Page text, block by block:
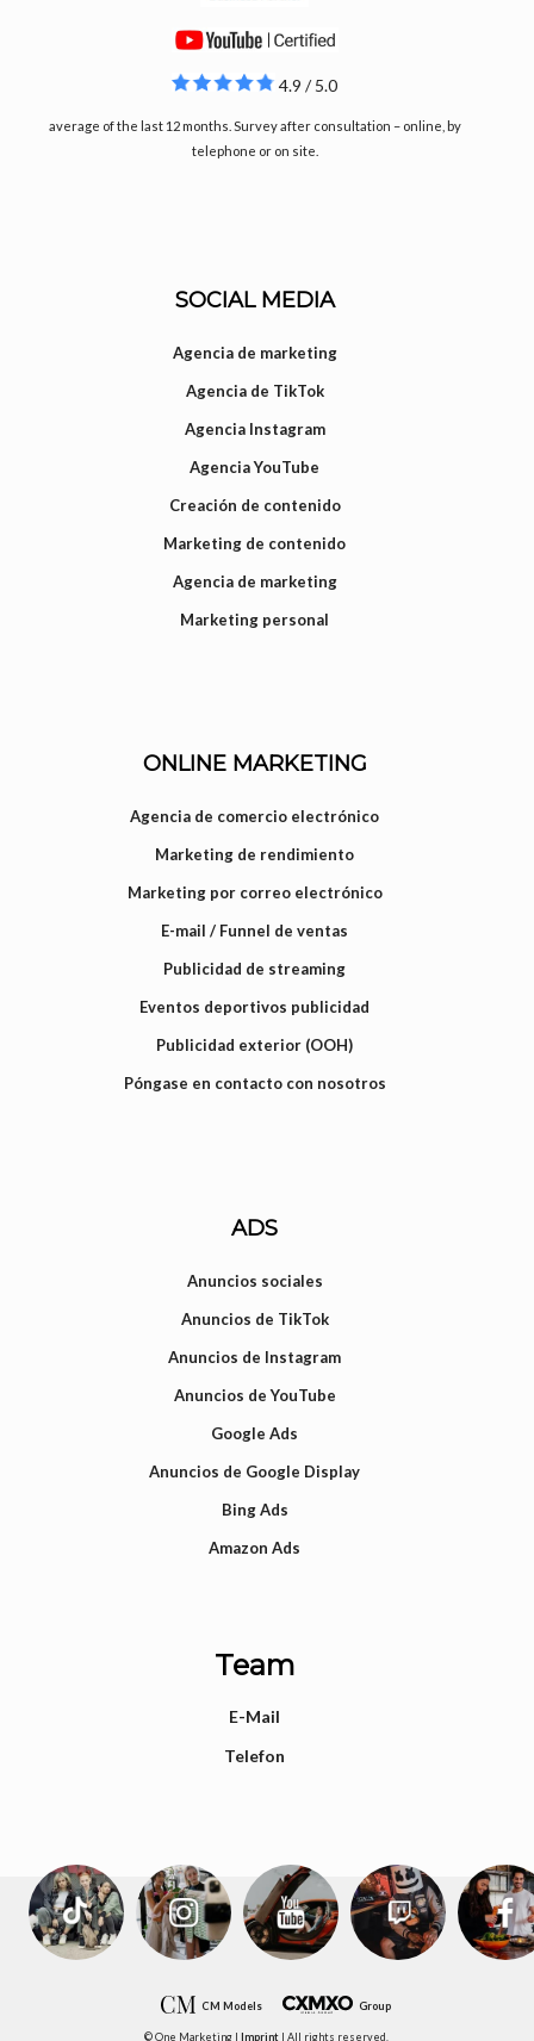
4.9 / 5.0
average of the last 12 months. Survey after consultation – online, by
telephone or on site.
SOCIAL MEDIA
Agencia de marketing
Agencia de TikTok
Agencia Instagram
Agencia YouTube
Creación de contenido
Marketing de contenido
Agencia de marketing
Marketing personal
ONLINE MARKETING
Agencia de comercio electrónico
Marketing de rendimiento
Marketing por correo electrónico
E-mail / Funnel de ventas
Publicidad de streaming
Eventos deportivos publicidad
Publicidad exterior (OOH)
Póngase en contacto con nosotros
ADS
Anuncios sociales
Anuncios de TikTok
Anuncios de Instagram
Anuncios de YouTube
Google Ads
Anuncios de Google Display
Bing Ads
Amazon Ads
Team
E-Mail
Telefon
CM Models Group
© One Marketing |Imprint | All rights reserved.